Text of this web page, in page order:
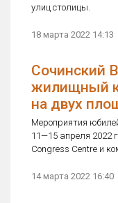
улиц столицы.
18 марта 2022 14:13
Сочинский
жилищный
на двух
Мероприятия
11—15 апреля 2022
Congress Centre и
14 марта 2022 16:40